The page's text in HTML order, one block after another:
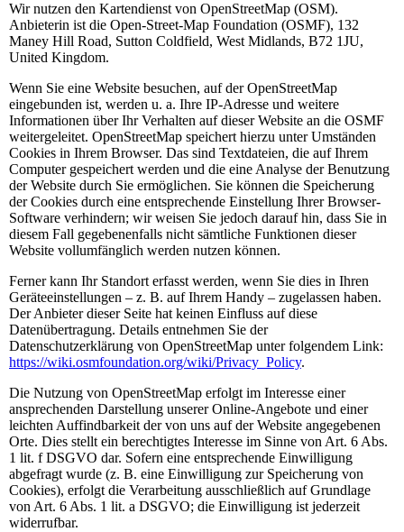
Wir nutzen den Kartendienst von OpenStreetMap (OSM).
Anbieterin ist die Open-Street-Map Foundation (OSMF), 132
Maney Hill Road, Sutton Coldfield, West Midlands, B72 1JU,
United Kingdom.
Wenn Sie eine Website besuchen, auf der OpenStreetMap
eingebunden ist, werden u. a. Ihre IP-Adresse und weitere
Informationen über Ihr Verhalten auf dieser Website an die OSMF
weitergeleitet. OpenStreetMap speichert hierzu unter Umständen
Cookies in Ihrem Browser. Das sind Textdateien, die auf Ihrem
Computer gespeichert werden und die eine Analyse der Benutzung
der Website durch Sie ermöglichen. Sie können die Speicherung
der Cookies durch eine entsprechende Einstellung Ihrer Browser-
Software verhindern; wir weisen Sie jedoch darauf hin, dass Sie in
diesem Fall gegebenenfalls nicht sämtliche Funktionen dieser
Website vollumfänglich werden nutzen können.
Ferner kann Ihr Standort erfasst werden, wenn Sie dies in Ihren
Geräteeinstellungen – z. B. auf Ihrem Handy – zugelassen haben.
Der Anbieter dieser Seite hat keinen Einfluss auf diese
Datenübertragung. Details entnehmen Sie der
Datenschutzerklärung von OpenStreetMap unter folgendem Link:
https://wiki.osmfoundation.org/wiki/Privacy_Policy.
Die Nutzung von OpenStreetMap erfolgt im Interesse einer
ansprechenden Darstellung unserer Online-Angebote und einer
leichten Auffindbarkeit der von uns auf der Website angegebenen
Orte. Dies stellt ein berechtigtes Interesse im Sinne von Art. 6 Abs.
1 lit. f DSGVO dar. Sofern eine entsprechende Einwilligung
abgefragt wurde (z. B. eine Einwilligung zur Speicherung von
Cookies), erfolgt die Verarbeitung ausschließlich auf Grundlage
von Art. 6 Abs. 1 lit. a DSGVO; die Einwilligung ist jederzeit
widerrufbar.